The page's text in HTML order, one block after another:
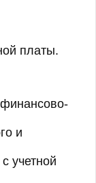
платы.
финансово-
и
учетной